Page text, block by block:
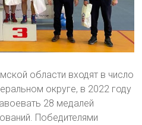
области входят в число
округе, в 2022 году
28 медалей
Победителями